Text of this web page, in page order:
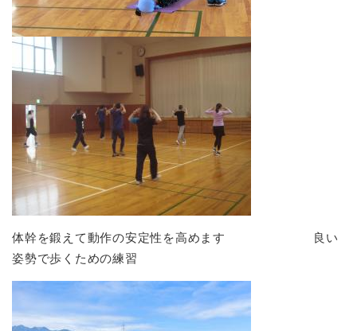
体幹を鍛えて動作の安定性を高めます 良い
姿勢で歩くための練習